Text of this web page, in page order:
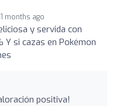
months ago
y servida con
Y si cazas en Pokémon
positiva!